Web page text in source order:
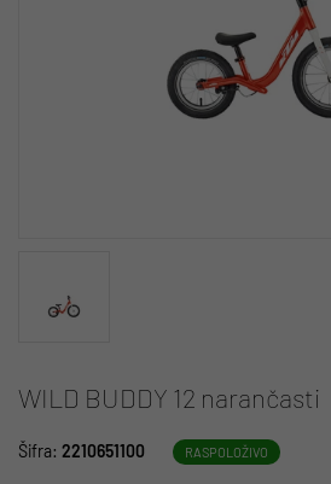
WILD BUDDY 12 narančasti
Šifra: 2210651100 RASPOLOŽIVO